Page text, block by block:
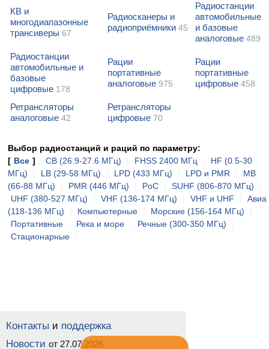
КВ и
многодиапазонные
трансиверы 67
Радиосканеры и
радиоприёмники 45
Радиостанции
автомобильные
и базовые
аналоговые 489
Радиостанции
автомобильные и
базовые
цифровые 178
Рации
портативные
аналоговые 975
Рации
портативные
цифровые 458
Ретрансляторы
аналоговые 42
Ретрансляторы
цифровые 70
Выбор радиостанций и раций по параметру:
[ Все ] CB (26.9-27.6 МГц) FHSS 2400 МГц
HF (0.5-30
МГц)
LB (29-58 МГц) LPD (433 МГц) LPD и PMR
MB
(66-88 МГц)
PMR (446 МГц) PoC SUHF (806-870 МГц)
UHF (380-527 МГц)
VHF (136-174 МГц) VHF и UHF
Авиа
(118-136 МГц)
Компьютерные Морские (156-164 МГц)
Портативные
Река и море Речные (300-350 МГц)
Стационарные
Контакты и поддержка
Новости от 27.07.2026